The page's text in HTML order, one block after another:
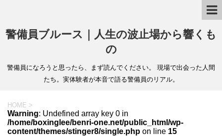
警備員ブルース｜人生の波止場から響くも
の
警備員になろうと思ったら、まず読んでください。 現場で出会った人間
たち。実体験者が本音で語る警備員のリアル。
HOME >
Warning: Undefined array key 0 in
/home/boxinglee/benri-one.net/public_html/wp-
content/themes/stinger8/single.php on line 15